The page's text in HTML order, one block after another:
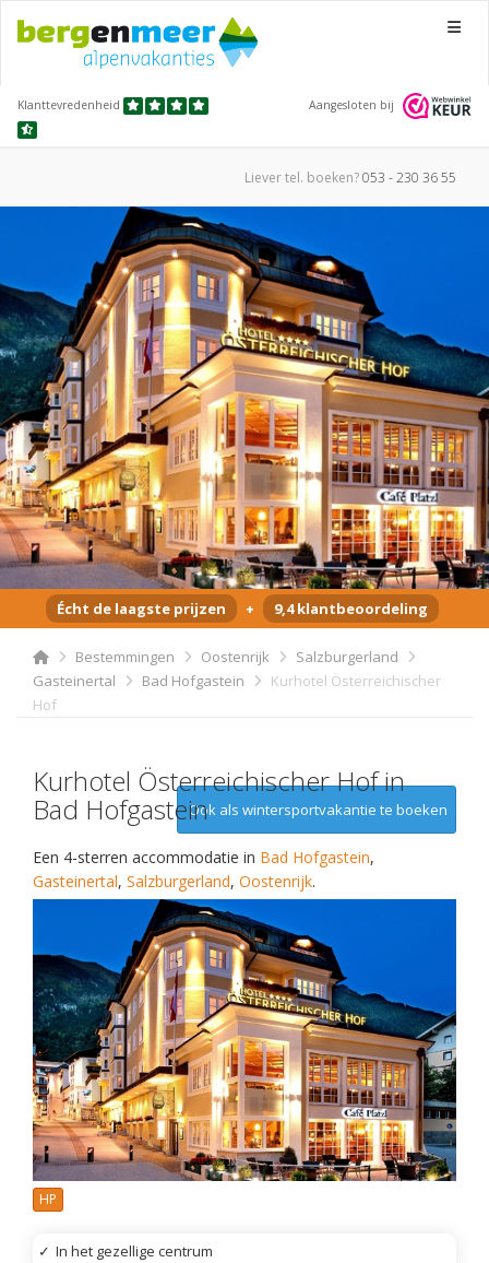
Menu
Klanttevredenheid Aangesloten bij
Liever tel. boeken?053 - 230 36 55
Écht de laagste prijzen + 9,4 klantbeoordeling
Bestemmingen Oostenrijk
Salzburgerland
Gasteinertal
Bad Hofgastein
Kurhotel Österreichischer
Hof
Kurhotel Österreichischer Hof in
Bad HofgasteinOok als wintersportvakantie te boeken
Een 4-sterren accommodatie in Bad Hofgastein,
Gasteinertal, Salzburgerland, Oostenrijk.
HP
✓ In het gezellige centrum